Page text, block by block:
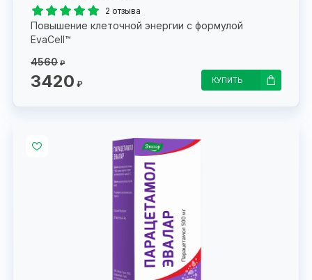
2 отзыва
Повышение клеточной энергии с формулой
EvaCell™
4560 ₽
3420 ₽ КУПИТЬ